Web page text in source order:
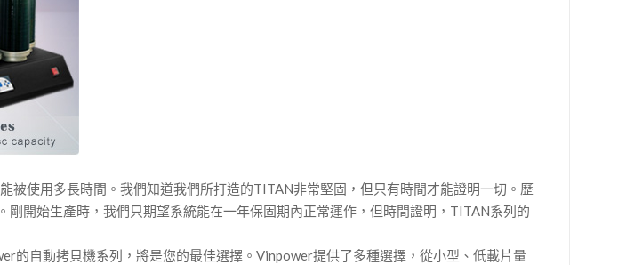
使用多長時間。我們知道我們所打造的TITAN非常堅固，但只有時間才能證明一切。歷
開始生產時，我們只期望系統能在一年保固期內正常運作，但時間證明，TITAN系列的
自動拷貝機系列，將是您的最佳選擇。Vinpower提供了多種選擇，從小型、低載片量